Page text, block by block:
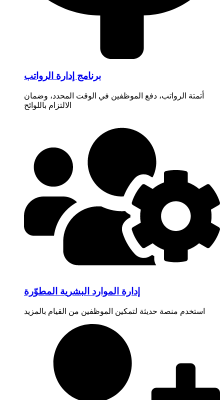
برنامج إدارة الرواتب
أتمتة الرواتب، دفع الموظفين في الوقت المحدد، وضمان
الالتزام باللوائح
إدارة الموارد البشرية المطوّرة
استخدم منصة حديثة لتمكين الموظفين من القيام بالمزيد